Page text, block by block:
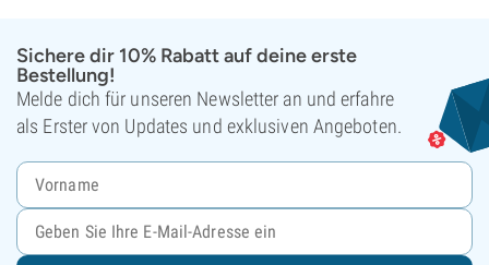
Sichere dir 10% Rabatt auf deine erste
Bestellung!
Melde dich für unseren Newsletter an und erfahre
als Erster von Updates und exklusiven Angeboten.